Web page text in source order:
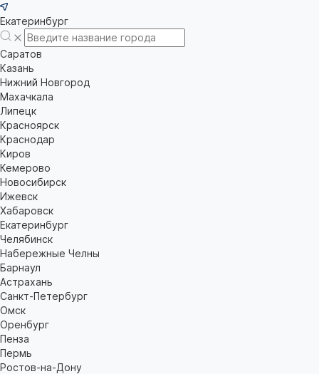
Екатеринбург
Саратов
Казань
Нижний Новгород
Махачкала
Липецк
Красноярск
Краснодар
Киров
Кемерово
Новосибирск
Ижевск
Хабаровск
Екатеринбург
Челябинск
Набережные Челны
Барнаул
Астрахань
Санкт-Петербург
Омск
Оренбург
Пенза
Пермь
Ростов-на-Дону